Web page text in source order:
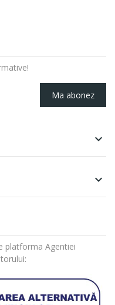
Ma abonez


platforma Agentiei